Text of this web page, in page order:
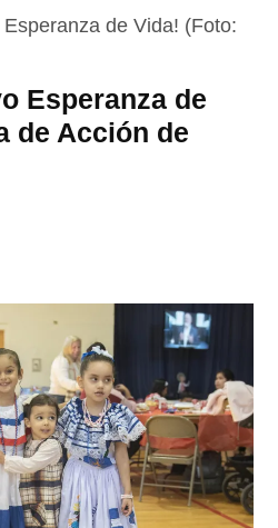
Esperanza de
de Acción de